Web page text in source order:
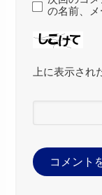
の名前、メ
上に表示され